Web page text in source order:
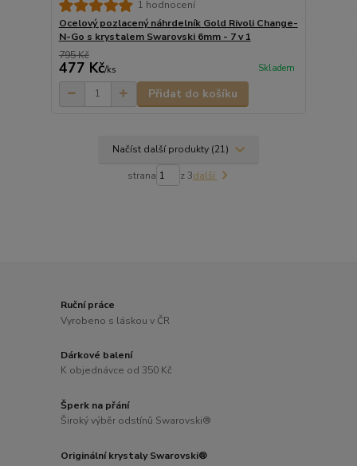
1 hodnocení
Ocelový pozlacený náhrdelník Gold Rivoli Change-
N-Go s krystalem Swarovski 6mm - 7 v 1
795 Kč
477 Kč/ks Skladem
Přidat do košíku
Načíst další produkty (21)
strana z 3další
Ruční práce
Vyrobeno s láskou v ČR
Dárkové balení
K objednávce od 350 Kč
Šperk na přání
Široký výběr odstínů Swarovski®
Originální krystaly Swarovski®